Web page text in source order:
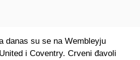
danas su se na Wembleyju
i Coventry. Crveni đavoli